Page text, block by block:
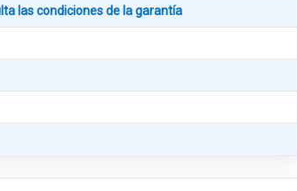
las condiciones de la garantía